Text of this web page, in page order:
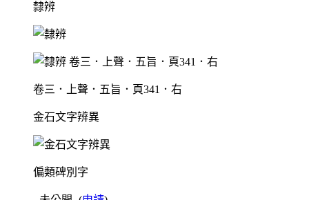
隸辨
卷三．上聲．五旨．頁341．右
金石文字辨異
偏類碑別字